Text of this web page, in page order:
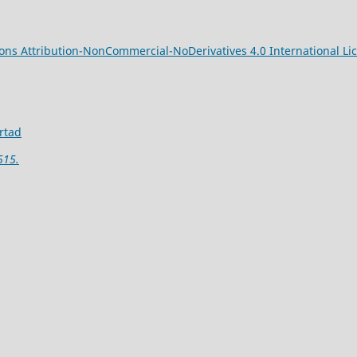
Attribution-NonCommercial-NoDerivatives 4.0 International